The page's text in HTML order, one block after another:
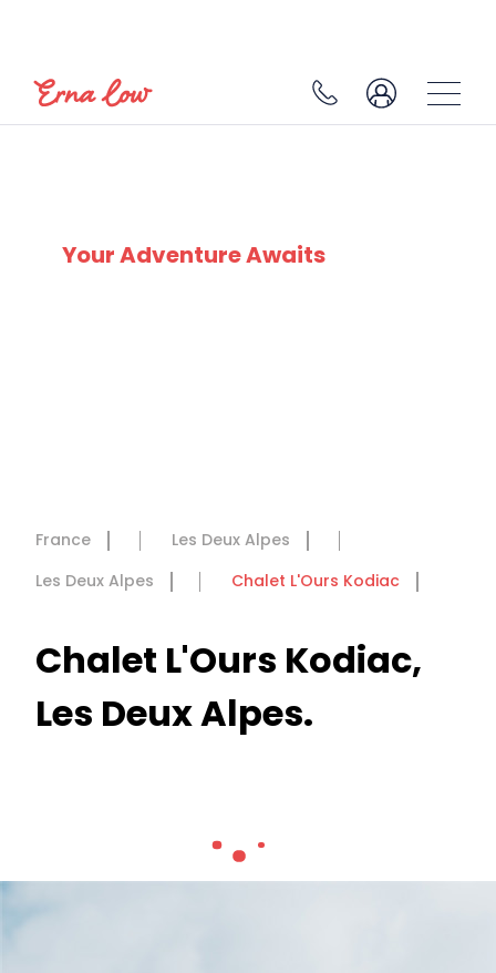
Your Adventure Awaits
France
Les Deux Alpes
Les Deux Alpes
Chalet L'Ours Kodiac
Chalet L'Ours Kodiac,
Les Deux Alpes.